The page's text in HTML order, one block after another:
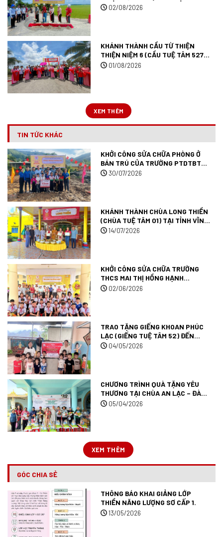
545) TẠI TỈNH TÂY NINH.
02/08/2026
KHÁNH THÀNH CẦU TỪ THIỆN
THIỆN NIỆM 6 (CẦU TUỆ TÂM 527)
TẠI TỈNH AN GIANG.
01/08/2026
XEM THÊM
TIN TỨC KHÁC
KHỞI CÔNG SỬA CHỮA PHÒNG Ở
BÁN TRÚ CỦA TRƯỜNG PTDTBT
TIỂU HỌC MƯỜNG ANH (TRƯỜNG
30/07/2026
KHÁNH THÀNH CHÙA LONG THIỀN
(CHÙA TUỆ TÂM 01) TẠI TỈNH VĨNH
LONG.
14/07/2026
KHỞI CÔNG SỬA CHỮA TRƯỜNG
THCS MAI THỊ HỒNG HẠNH
(TRƯỜNG TUỆ TÂM 007) TẠI TỈNH
02/06/2026
TRAO TẶNG GIẾNG KHOAN PHÚC
LẠC (GIẾNG TUỆ TÂM 52) ĐẾN
TRƯỜNG MẦM NON MƯỜNG ANH
04/05/2026
CHƯƠNG TRÌNH QUÀ TẶNG YÊU
THƯƠNG TẠI CHÙA AN LẠC – ĐÀ
LẠT.05/04/2026
XEM THÊM
GÓC CHIA SẺ
THÔNG BÁO KHAI GIẢNG LỚP
THIỀN NĂNG LƯỢNG SƠ CẤP 1.
13/05/2026